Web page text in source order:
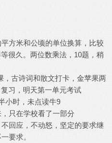
方米和公顷的单位换算，比较
很久。两位数乘法，10题，稍
，古诗词和散文打卡，金苹果两
习，明天第一单元考试
小时，未点读牛9
只在学校看了一部分
回应，不动怒，坚定的要求继
要求。